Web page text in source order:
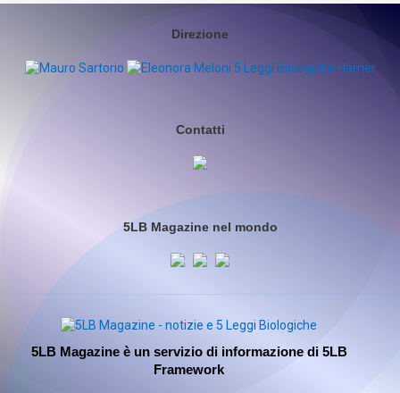
Direzione
Contatti
5LB Magazine nel mondo
5LB Magazine è un servizio di informazione di 5LB
Framework